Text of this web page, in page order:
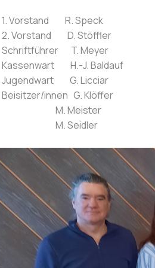
1. Vorstand R. Speck
2. Vorstand D. Stöffler
Schriftführer T. Meyer
Kassenwart H.-J. Baldauf
Jugendwart G. Licciar
Beisitzer/innen G. Klöffer
M. Meister
M. Seidler